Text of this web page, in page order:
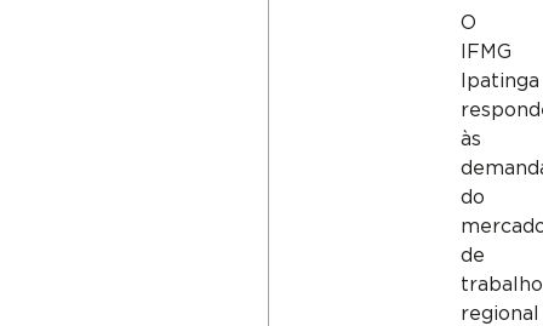
O
IFMG
Ipatinga
às
do
de
trabalho
regional